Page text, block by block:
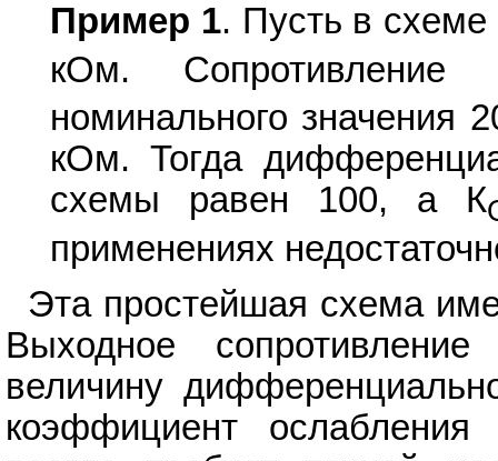
Пример 1. Пусть в
кОм. Сопротивление
номинального значения
кОм. Тогда
схемы равен 100, а К
применениях
Эта простейшая схема
Выходное
величину
коэффициент